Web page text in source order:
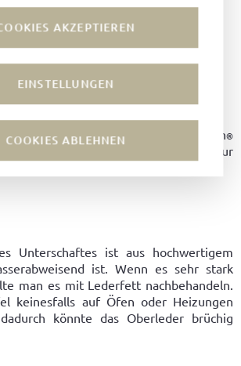
AKZEPTIEREN
EINSTELLUNGEN
COOKIES ABLEHNEN
EMPFEHLUNGEN ZUR
PFLEGE
Freude mit Ihren Maronibratern®
Ihnen einige Empfehlungen zur
Unterschaftes ist aus hochwertigem
ist. Wenn es sehr stark
man es mit Lederfett nachbehandeln.
keinesfalls auf Öfen oder Heizungen
könnte das Oberleder brüchig